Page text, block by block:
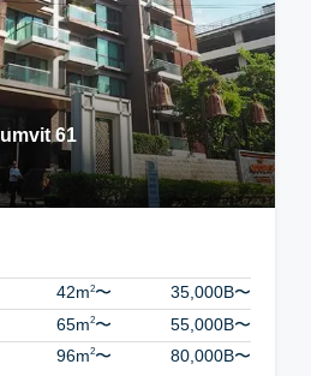
61
42m2〜 35,000B〜
65m2〜 55,000B〜
96m2〜 80,000B〜